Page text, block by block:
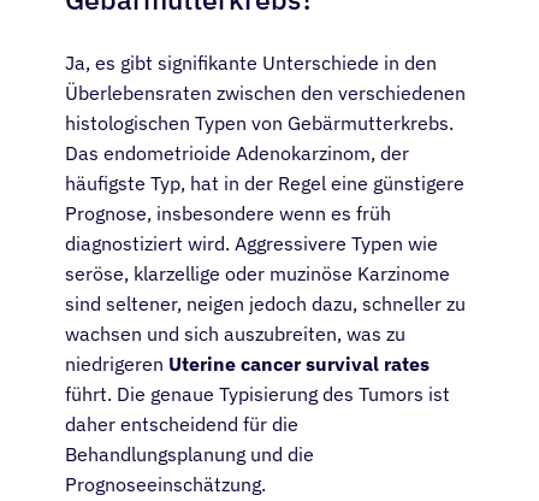
Ja, es gibt signifikante Unterschiede in den
Überlebensraten zwischen den verschiedenen
histologischen Typen von Gebärmutterkrebs.
Das endometrioide Adenokarzinom, der
häufigste Typ, hat in der Regel eine günstigere
Prognose, insbesondere wenn es früh
diagnostiziert wird. Aggressivere Typen wie
seröse, klarzellige oder muzinöse Karzinome
sind seltener, neigen jedoch dazu, schneller zu
wachsen und sich auszubreiten, was zu
niedrigeren Uterine cancer survival rates
führt. Die genaue Typisierung des Tumors ist
daher entscheidend für die
Behandlungsplanung und die
Prognoseeinschätzung.